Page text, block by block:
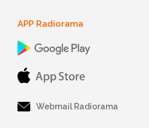
APP Radiorama
Webmail Radiorama